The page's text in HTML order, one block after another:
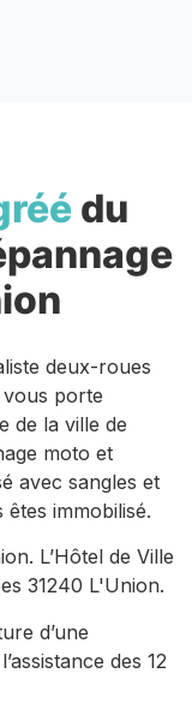
du
deux-roues
porte
de la ville de
moto et
avec sangles et
immobilisé.
L’Hôtel de Ville
31240 L'Union.
d’une
des 12